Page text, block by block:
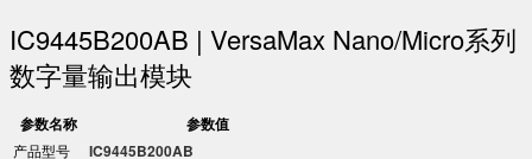
IC9445B200AB | VersaMax Nano/Micro系列
数字量输出模块
参数名称 参数值
产品型号 ​IC9445B200AB​